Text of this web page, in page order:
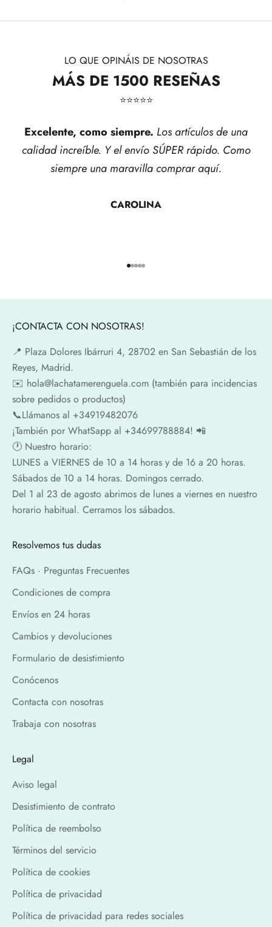
LO QUE OPINÁIS DE NOSOTRAS
MÁS DE 1500 RESEÑAS
⭐​⭐​⭐​⭐​⭐​
Excelente, como siempre. Los artículos de una
calidad increíble. Y el envío SÚPER rápido. Como
siempre una maravilla comprar aquí.
CAROLINA
Ir al artículo 1
Ir al artículo 2
Ir al artículo 3
Ir al artículo 4
Ir al artículo 5
¡CONTACTA CON NOSOTRAS!
📍​ Plaza Dolores Ibárruri 4, 28702 en San Sebastián de los
Reyes, Madrid.
✉️​ hola@lachatamerenguela.com (también para incidencias
sobre pedidos o productos)
📞​​Llámanos al +34919482076
¡También por WhatSapp al +34699788884! 📲
🕐​ Nuestro horario:
LUNES a VIERNES de 10 a 14 horas y de 16 a 20 horas.
Sábados de 10 a 14 horas. Domingos cerrado.
Del 1 al 23 de agosto abrimos de lunes a viernes en nuestro
horario habitual. Cerramos los sábados.
Resolvemos tus dudas
FAQs · Preguntas Frecuentes
Condiciones de compra
Envíos en 24 horas
Cambios y devoluciones
Formulario de desistimiento
Conócenos
Contacta con nosotras
Trabaja con nosotras
Legal
Aviso legal
Desistimiento de contrato
Política de reembolso
Términos del servicio
Política de cookies
Política de privacidad
Política de privacidad para redes sociales